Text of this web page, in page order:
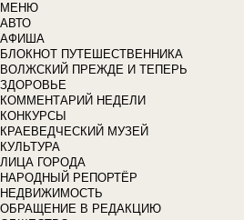
МЕНЮ
АВТО
АФИША
БЛОКНОТ ПУТЕШЕСТВЕННИКА
ВОЛЖСКИЙ ПРЕЖДЕ И ТЕПЕРЬ
ЗДОРОВЬЕ
КОММЕНТАРИЙ НЕДЕЛИ
КОНКУРСЫ
КРАЕВЕДЧЕСКИЙ МУЗЕЙ
КУЛЬТУРА
ЛИЦА ГОРОДА
НАРОДНЫЙ РЕПОРТЁР
НЕДВИЖИМОСТЬ
ОБРАЩЕНИЕ В РЕДАКЦИЮ